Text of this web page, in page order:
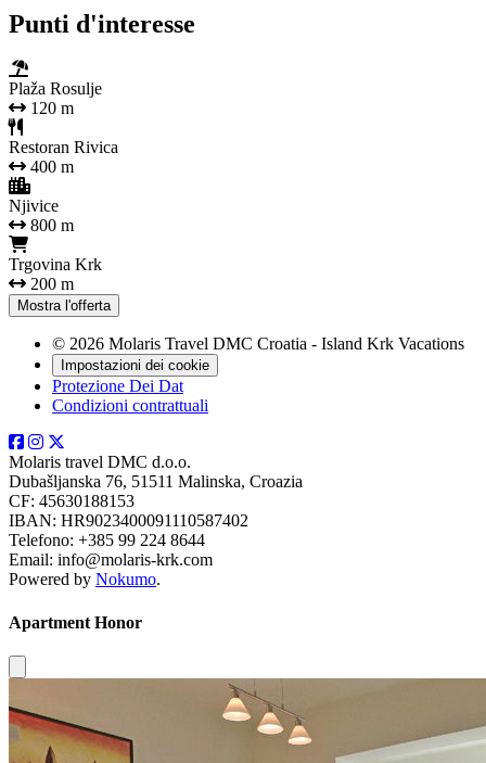
Punti d'interesse
Plaža Rosulje
120 m
Restoran Rivica
400 m
Njivice
800 m
Trgovina Krk
200 m
Mostra l'offerta
© 2026 Molaris Travel DMC Croatia - Island Krk Vacations
Impostazioni dei cookie
Protezione Dei Dat
Condizioni contrattuali
Molaris travel DMC d.o.o.
Dubašljanska 76, 51511 Malinska, Croazia
CF: 45630188153
IBAN: HR9023400091110587402
Telefono: +385 99 224 8644
Email: info@molaris-krk.com
Powered by Nokumo.
Apartment Honor
Close modal